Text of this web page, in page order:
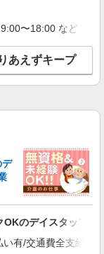
/実務者研修1450
を見る
で急な出費に対
払い有/週払い有/交
を見る
〜18:00 など ※
あえずキープ
デ
のデイスタッフ
有/交通費全支給(ガ